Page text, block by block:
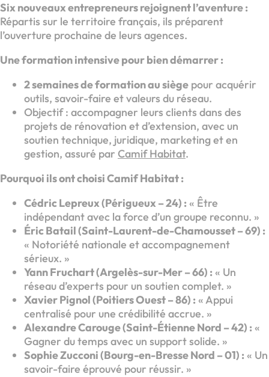
Six nouveaux entrepreneurs rejoignent l’aventure :
Répartis sur le territoire français, ils préparent
l’ouverture prochaine de leurs agences.
Une formation intensive pour bien démarrer :
2 semaines de formation au siège pour acquérir
outils, savoir-faire et valeurs du réseau.
Objectif : accompagner leurs clients dans des
projets de rénovation et d’extension, avec un
soutien technique, juridique, marketing et en
gestion, assuré par Camif Habitat.
Pourquoi ils ont choisi Camif Habitat :
Cédric Lepreux (Périgueux – 24) : « Être
indépendant avec la force d’un groupe reconnu. »
Éric Batail (Saint-Laurent-de-Chamousset – 69) :
« Notoriété nationale et accompagnement
sérieux. »
Yann Fruchart (Argelès-sur-Mer – 66) : « Un
réseau d’experts pour un soutien complet. »
Xavier Pignol (Poitiers Ouest – 86) : « Appui
centralisé pour une crédibilité accrue. »
Alexandre Carouge (Saint-Étienne Nord – 42) : «
Gagner du temps avec un support solide. »
Sophie Zucconi (Bourg-en-Bresse Nord – 01) : « Un
savoir-faire éprouvé pour réussir. »